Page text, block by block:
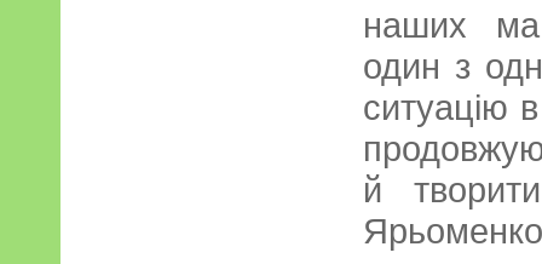
наших
один з
ситуацію
й